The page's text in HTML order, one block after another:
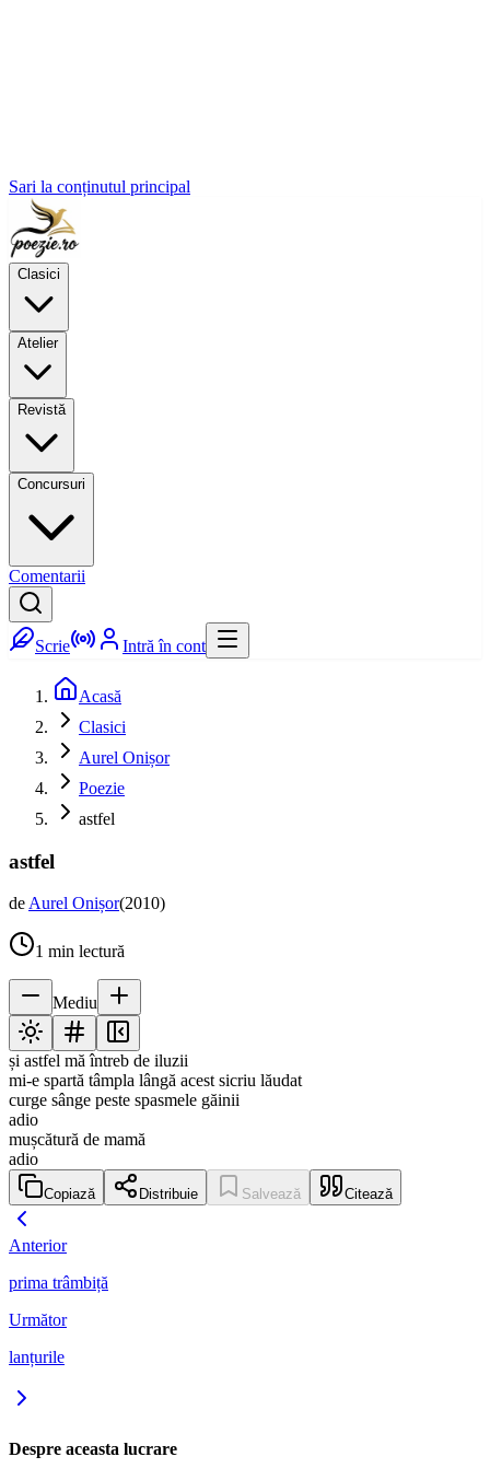
Sari la conținutul principal
Clasici
Atelier
Revistă
Concursuri
Comentarii
Scrie Intră în cont
Acasă
Clasici
Aurel Onișor
Poezie
astfel
astfel
deAurel Onișor(2010)
1 min lectură
Mediu
și astfel mă întreb de iluzii
mi-e spartă tâmpla lângă acest sicriu lăudat
curge sânge peste spasmele găinii
adio
mușcătură de mamă
adio
Copiază Distribuie Salvează Citează
Anterior
prima trâmbiță
Următor
lanțurile
Despre aceasta lucrare